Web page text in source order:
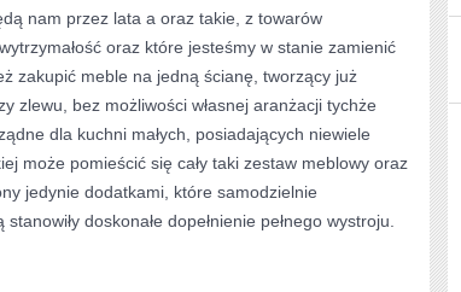
nam przez lata a oraz takie, z towarów
oraz które jesteśmy w stanie zamienić
zakupić meble na jedną ścianę, tworzący już
zlewu, bez możliwości własnej aranżacji tychże
dla kuchni małych, posiadających niewiele
może pomieścić się cały taki zestaw meblowy oraz
jedynie dodatkami, które samodzielnie
doskonałe dopełnienie pełnego wystroju.